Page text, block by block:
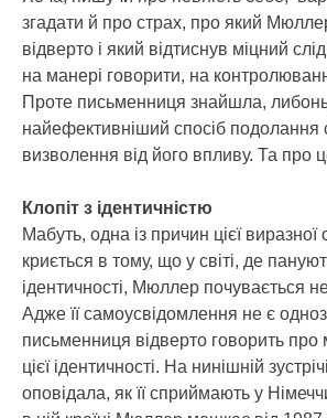
згадати й про страх, про який
відверто і який відтиснув міцний слід
на манері говорити, на
Проте письменниця знайшла,
найефективніший спосіб подолання
визволення від його впливу. Та про
Клопіт з ідентичністю
Мабуть, одна із причин цієї виразної
криється в тому, що у світі, де
ідентичності, Мюллер почувається
Адже її самоусвідомлення не є
письменниця відверто говорить
цієї ідентичності. На нинішній
оповідала, як її сприймають у